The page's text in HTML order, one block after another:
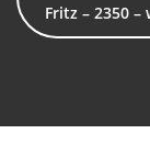
Fritz – 2350